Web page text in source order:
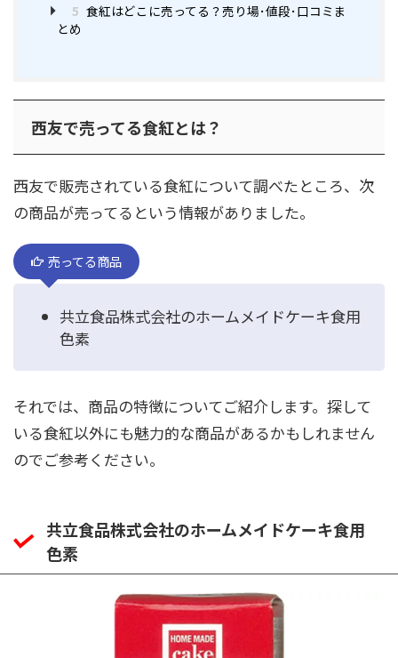
5 食紅はどこに売ってる？売り場･値段･口コミま
とめ
西友で売ってる食紅とは？
西友で販売されている食紅について調べたところ、次
の商品が売ってるという情報がありました。
売ってる商品
共立食品株式会社のホームメイドケーキ食用
色素
それでは、商品の特徴についてご紹介します。探して
いる食紅以外にも魅力的な商品があるかもしれません
のでご参考ください。
共立食品株式会社のホームメイドケーキ食用
色素